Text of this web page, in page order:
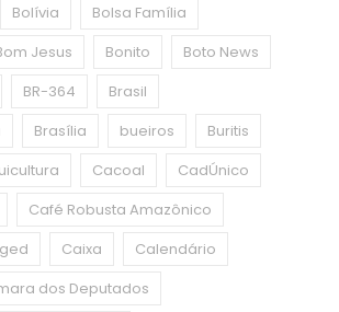
Bolívia
Bolsa Família
Jesus Bonito
Boto News
BR-364
Brasil
Brasília bueiros
Buritis
Cacoal
CadÚnico
Café Robusta Amazônico
Caixa
Calendário
dos Deputados